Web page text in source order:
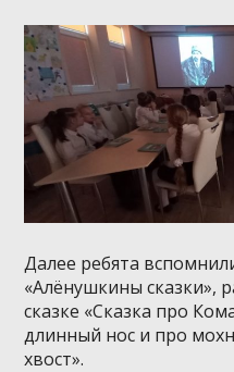
Далее ребята
«Алёнушкины сказки»,
сказке «Сказка про
длинный нос и про
хвост».